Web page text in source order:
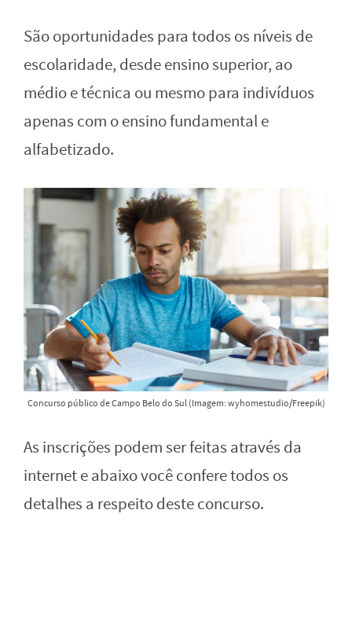
São oportunidades para todos os níveis de
escolaridade, desde ensino superior, ao
médio e técnica ou mesmo para indivíduos
apenas com o ensino fundamental e
alfabetizado.
Concurso público de Campo Belo do Sul (Imagem: wyhomestudio/Freepik)
As inscrições podem ser feitas através da
internet e abaixo você confere todos os
detalhes a respeito deste concurso.